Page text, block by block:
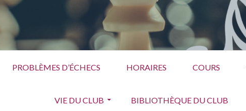
PROBLÈMES D’ÉCHECS HORAIRES COURS
VIE DU CLUB BIBLIOTHÈQUE DU CLUB